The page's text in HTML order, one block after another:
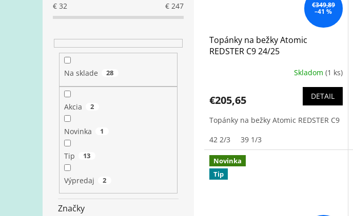
€ 32 € 247
Na sklade 28
Akcia 2
Novinka 1
Tip 13
Výpredaj 2
Značky
€349,89
–41 %
Topánky na bežky Atomic
REDSTER C9 24/25
Skladom (1 ks)
€205,65 DETAIL
Topánky na bežky Atomic REDSTER C9
42 2/3
39 1/3
Novinka
Tip